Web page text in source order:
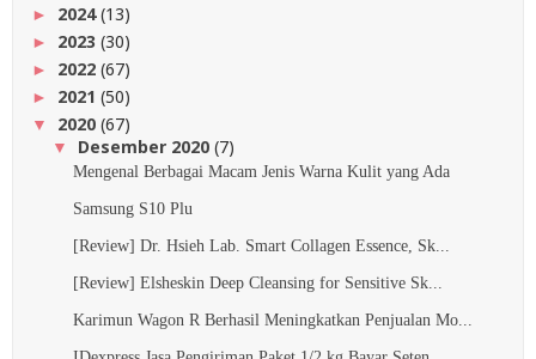
► 2024(13)
► 2023 (30)
► 2022 (67)
► 2021 (50)
▼ 2020 (67)
▼ Desember 2020 (7)
Mengenal Berbagai Macam Jenis Warna Kulit yang Ada
Samsung S10 Plu
[Review] Dr. Hsieh Lab. Smart Collagen Essence, Sk...
[Review] Elsheskin Deep Cleansing for Sensitive Sk...
Karimun Wagon R Berhasil Meningkatkan Penjualan Mo...